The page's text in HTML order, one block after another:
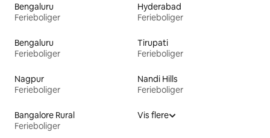
Bengaluru
Ferieboliger
Hyderabad
Ferieboliger
Bengaluru
Ferieboliger
Tirupati
Ferieboliger
Nagpur
Ferieboliger
Nandi Hills
Ferieboliger
Bangalore Rural
Ferieboliger
Vis flere